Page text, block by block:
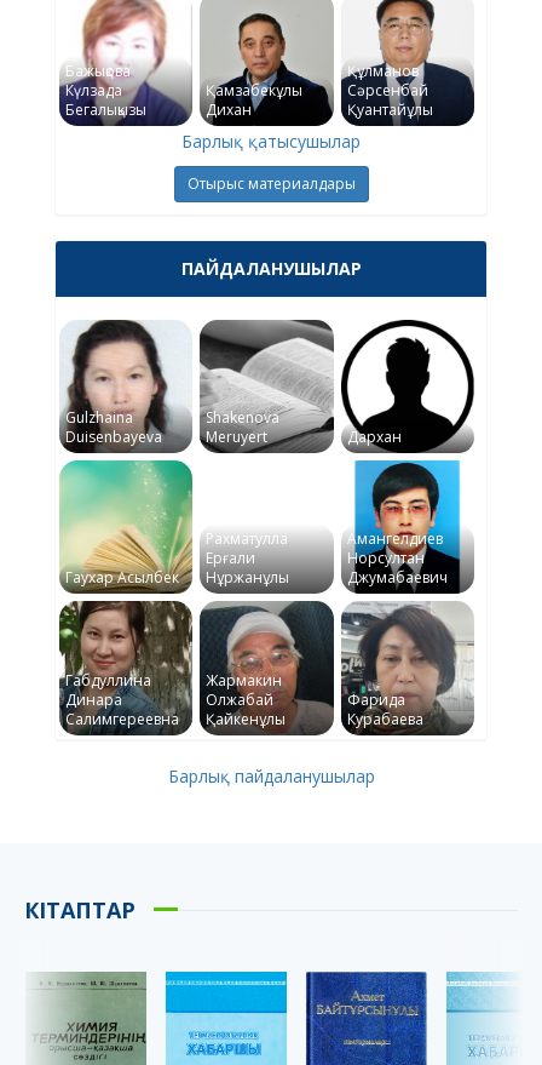
Бажықова
Күлзада
Бегалықызы
Қамзабекұлы
Дихан
Құлманов
Сәрсенбай
Қуантайұлы
Барлық қатысушылар
Отырыс материалдары
ПАЙДАЛАНУШЫЛАР
Gulzhaina
Duisenbayeva
Shakenova
Meruyert
Дархан
Гаухар Асылбек
Рахматулла
Ерғали
Нұржанұлы
Амангелдиев
Норсултан
Джумабаевич
Габдуллина
Динара
Салимгереевна
Жармакин
Олжабай
Қайкенұлы
Фарида
Курабаева
Барлық пайдаланушылар
КІТАПТАР